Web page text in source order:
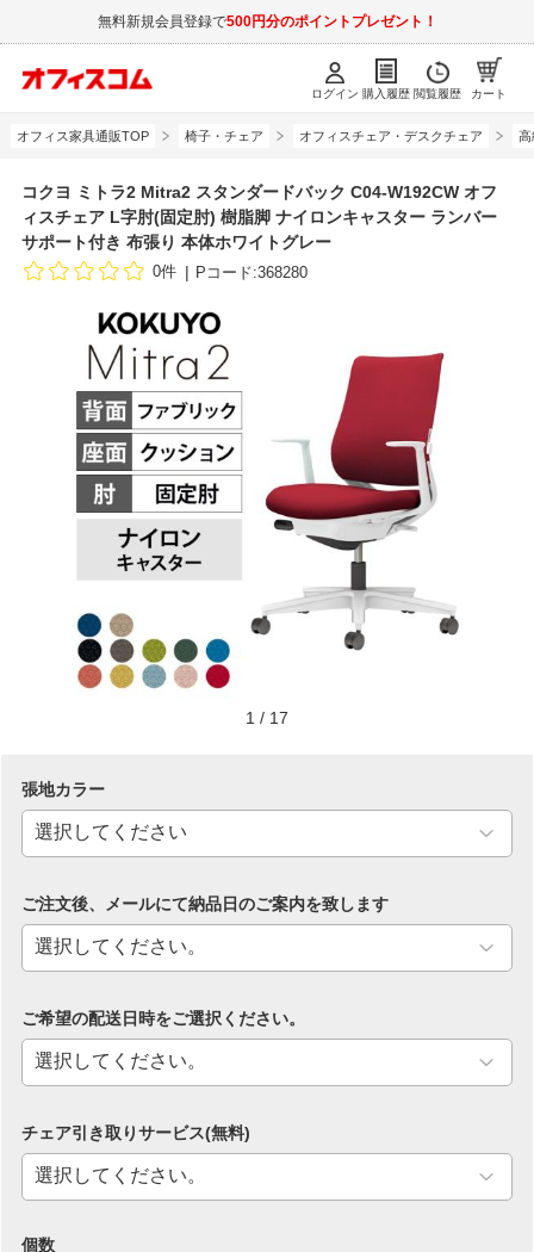
無料新規会員登録で500円分のポイントプレゼント！
ログイン 購入履歴 閲覧履歴 カート
オフィス家具通販TOP 椅子・チェア オフィスチェア・デスクチェア 高
コクヨ ミトラ2 Mitra2 スタンダードバック C04-W192CW オフ
ィスチェア L字肘(固定肘) 樹脂脚 ナイロンキャスター ランバー
サポート付き 布張り 本体ホワイトグレー
0件 Pコード:368280
1 / 17
張地カラー
ご注文後、メールにて納品日のご案内を致します
ご希望の配送日時をご選択ください。
チェア引き取りサービス(無料)
個数